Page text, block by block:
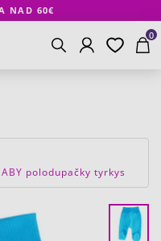
NAD 60€
Vyhľadávanie
Košík
0
Obľúbené
polodupačky tyrkys